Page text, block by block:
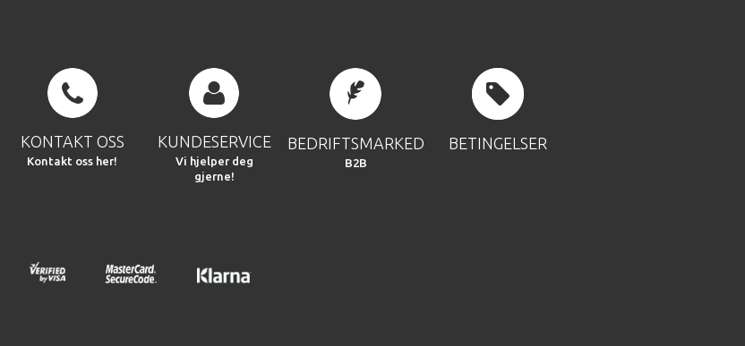
KONTAKT OSS
Kontakt oss her!
KUNDESERVICE
Vi hjelper deg
gjerne!
BEDRIFTSMARKED
B2B
BETINGELSER